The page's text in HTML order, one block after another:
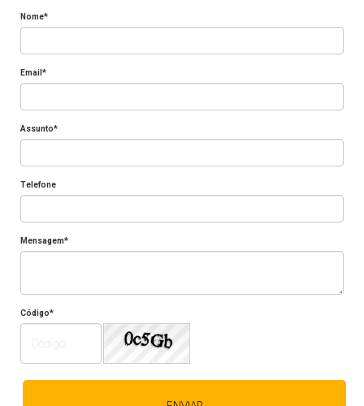
Nome*
Email*
Assunto*
Telefone
Mensagem*
Código*